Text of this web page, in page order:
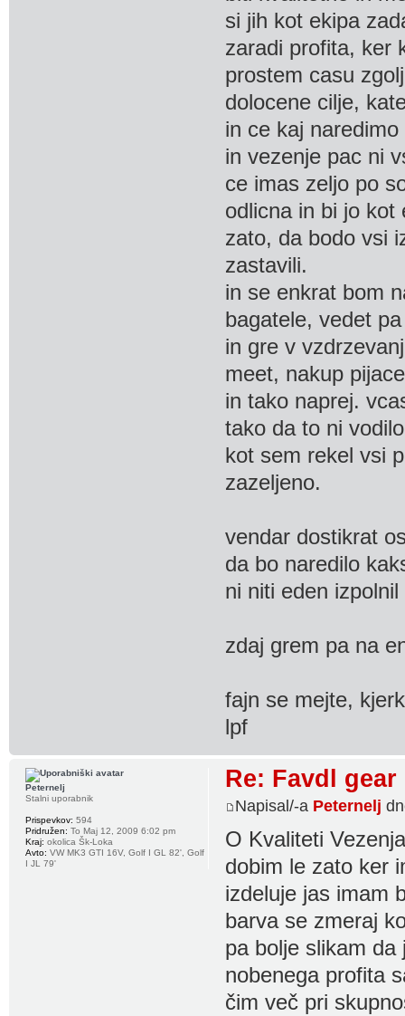
si jih kot ekipa
zaradi profita, ker
prostem casu
dolocene cilje,
in ce kaj
in vezenje pac ni
ce imas zeljo po
odlicna in bi jo kot
zato, da bodo vsi
zastavili.
in se enkrat bom
bagatele, vedet
in gre v
meet, nakup
in tako naprej.
tako da to ni
kot sem rekel vsi
zazeljeno.
vendar dostikrat
da bo naredilo
ni niti eden
zdaj grem pa na
fajn se mejte,
lpf
Re: Favdl
Napisal/-a Peternelj
O Kvaliteti
dobim le zato ker
izdeluje jas imam
barva se zmeraj
pa bolje slikam
nobenega profita
čim več pri
Peternelj
Stalni uporabnik
Prispevkov: 594
Pridružen: To Maj 12, 2009 6:02 pm
Kraj: okolica Šk-Loka
Avto: VW MK3 GTI 16V, Golf I GL 82', Golf
I JL 79'